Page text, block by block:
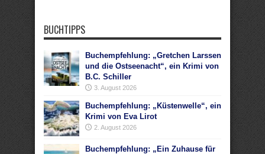
BUCHTIPPS
Buchempfehlung: „Gretchen Larssen
und die Ostseenacht“, ein Krimi von
B.C. Schiller
3. August 2026
Buchempfehlung: „Küstenwelle“, ein
Krimi von Eva Lirot
2. August 2026
Buchempfehlung: „Ein Zuhause für